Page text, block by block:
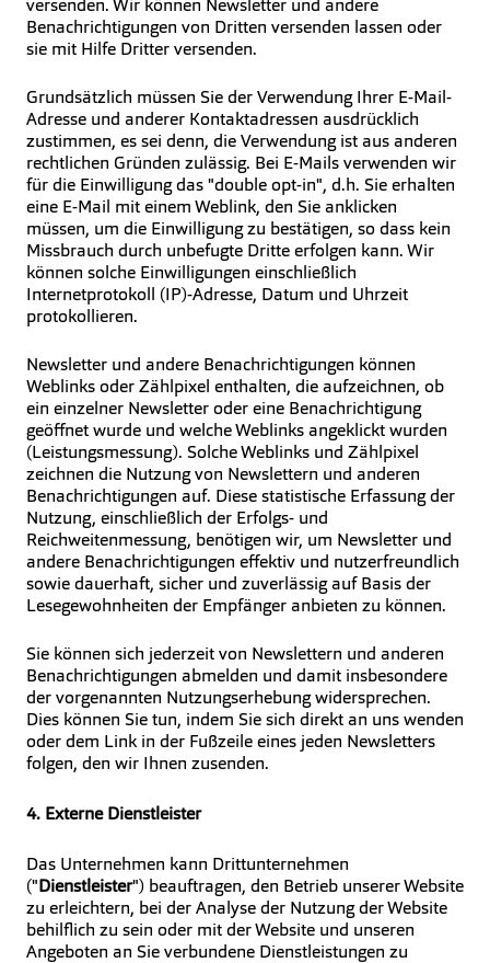
versenden. Wir können Newsletter und andere
Benachrichtigungen von Dritten versenden lassen oder
sie mit Hilfe Dritter versenden.
Grundsätzlich müssen Sie der Verwendung Ihrer E-Mail-
Adresse und anderer Kontaktadressen ausdrücklich
zustimmen, es sei denn, die Verwendung ist aus anderen
rechtlichen Gründen zulässig. Bei E-Mails verwenden wir
für die Einwilligung das "double opt-in", d.h. Sie erhalten
eine E-Mail mit einem Weblink, den Sie anklicken
müssen, um die Einwilligung zu bestätigen, so dass kein
Missbrauch durch unbefugte Dritte erfolgen kann. Wir
können solche Einwilligungen einschließlich
Internetprotokoll (IP)-Adresse, Datum und Uhrzeit
protokollieren.
Newsletter und andere Benachrichtigungen können
Weblinks oder Zählpixel enthalten, die aufzeichnen, ob
ein einzelner Newsletter oder eine Benachrichtigung
geöffnet wurde und welche Weblinks angeklickt wurden
(Leistungsmessung). Solche Weblinks und Zählpixel
zeichnen die Nutzung von Newslettern und anderen
Benachrichtigungen auf. Diese statistische Erfassung der
Nutzung, einschließlich der Erfolgs- und
Reichweitenmessung, benötigen wir, um Newsletter und
andere Benachrichtigungen effektiv und nutzerfreundlich
sowie dauerhaft, sicher und zuverlässig auf Basis der
Lesegewohnheiten der Empfänger anbieten zu können.
Sie können sich jederzeit von Newslettern und anderen
Benachrichtigungen abmelden und damit insbesondere
der vorgenannten Nutzungserhebung widersprechen.
Dies können Sie tun, indem Sie sich direkt an uns wenden
oder dem Link in der Fußzeile eines jeden Newsletters
folgen, den wir Ihnen zusenden.
4. Externe Dienstleister
Das Unternehmen kann Drittunternehmen
("Dienstleister") beauftragen, den Betrieb unserer Website
zu erleichtern, bei der Analyse der Nutzung der Website
behilflich zu sein oder mit der Website und unseren
Angeboten an Sie verbundene Dienstleistungen zu